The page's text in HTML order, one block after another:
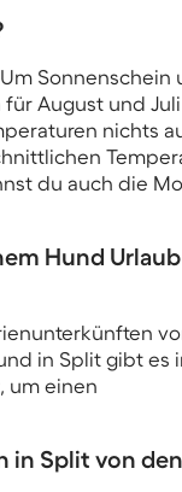
Sonnenschein
August und
nichts
du auch die
Hund
in Split gibt es
um einen
in Split von den